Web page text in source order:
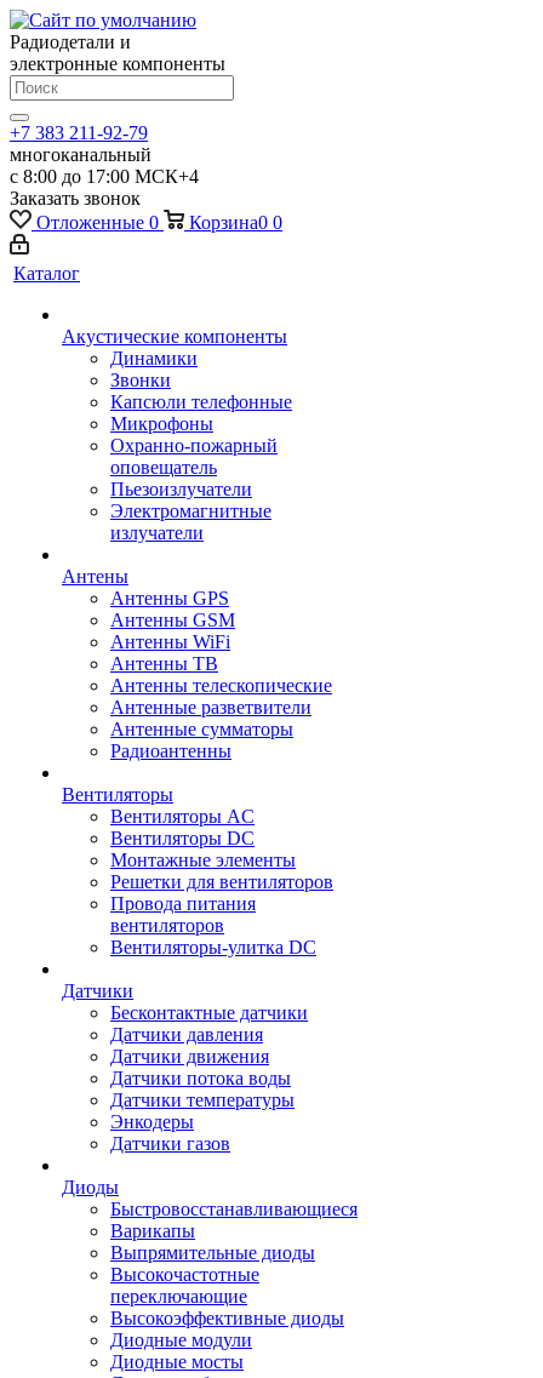
Радиодетали и
электронные компоненты
+7 383 211-92-79
многоканальный
с 8:00 до 17:00 МСК+4
Заказать звонок
Отложенные 0 Корзина0 0
Каталог
Акустические компоненты
Динамики
Звонки
Капсюли телефонные
Микрофоны
Охранно-пожарный
оповещатель
Пьезоизлучатели
Электромагнитные
излучатели
Антены
Антенны GPS
Антенны GSM
Антенны WiFi
Антенны ТВ
Антенны телескопические
Антенные разветвители
Антенные сумматоры
Радиоантенны
Вентиляторы
Вентиляторы AC
Вентиляторы DC
Монтажные элементы
Решетки для вентиляторов
Провода питания
вентиляторов
Вентиляторы-улитка DC
Датчики
Бесконтактные датчики
Датчики давления
Датчики движения
Датчики потока воды
Датчики температуры
Энкодеры
Датчики газов
Диоды
Быстровосстанавливающиеся
Варикапы
Выпрямительные диоды
Высокочастотные
переключающие
Высокоэффективные диоды
Диодные модули
Диодные мосты